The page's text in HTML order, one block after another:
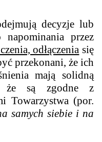
decyzje lub
przez
odłączenia się
przekonani, że ich
mają solidną
że są zgodne z
Towarzystwa (por.
samych siebie i na